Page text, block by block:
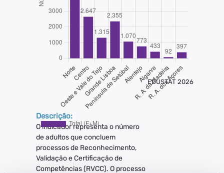
EDUSTAT 2026
Descrição:
O indicador representa o número
de adultos que concluem
processos de Reconhecimento,
Validação e Certificação de
Competências (RVCC). O processo